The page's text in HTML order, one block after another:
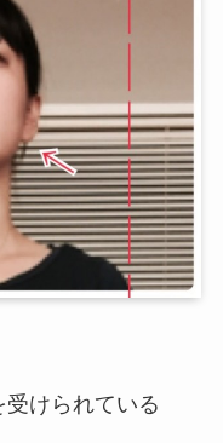
けられている